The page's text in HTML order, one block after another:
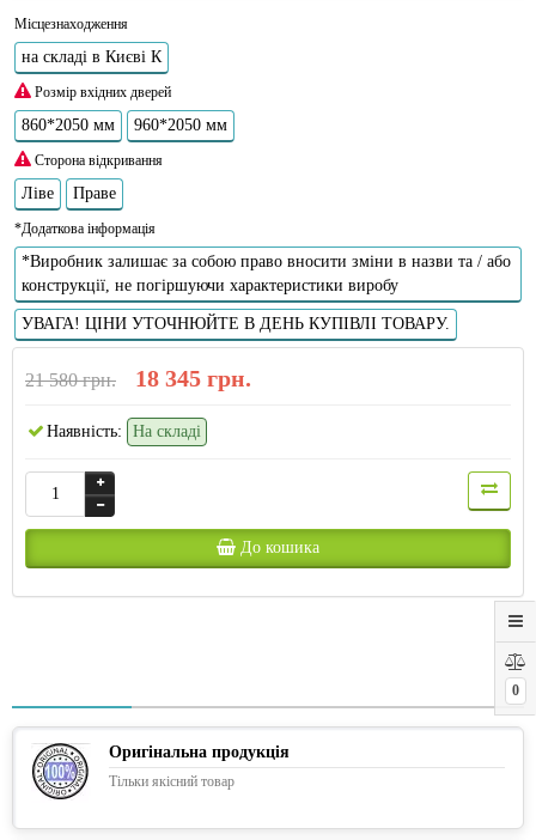
0
Місцезнаходження
на складі в Києві К
Розмір вхідних дверей
860*2050 мм 960*2050 мм
Сторона відкривання
Ліве Праве
*Додаткова інформація
*Виробник залишає за собою право вносити зміни в назви та / або
конструкції, не погіршуючи характеристики виробу
УВАГА! ЦІНИ УТОЧНЮЙТЕ В ДЕНЬ КУПІВЛІ ТОВАРУ.
21 580 грн. 18 345 грн.
Наявність: На складі
До кошика
Оригінальна продукція
Тільки якісний товар